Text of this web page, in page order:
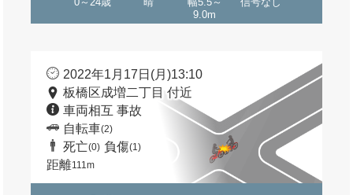
9.0m
2022年1月17日(月)13:10
板橋区成増二丁目 付近
車両相互 事故
自転車(2)
死亡(0) 負傷(1)
距離111m